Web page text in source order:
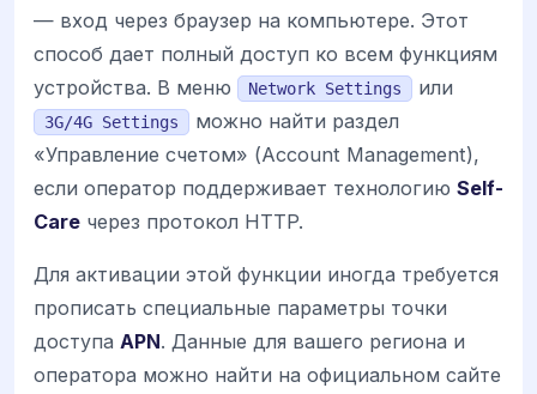
— вход через браузер на компьютере. Этот
способ дает полный доступ ко всем функциям
устройства. В меню
Network Settings или
3G/4G Settings
можно найти раздел
«Управление счетом» (Account Management),
если оператор поддерживает технологию Self-
Care через протокол HTTP.
Для активации этой функции иногда требуется
прописать специальные параметры точки
доступа APN. Данные для вашего региона и
оператора можно найти на официальном сайте